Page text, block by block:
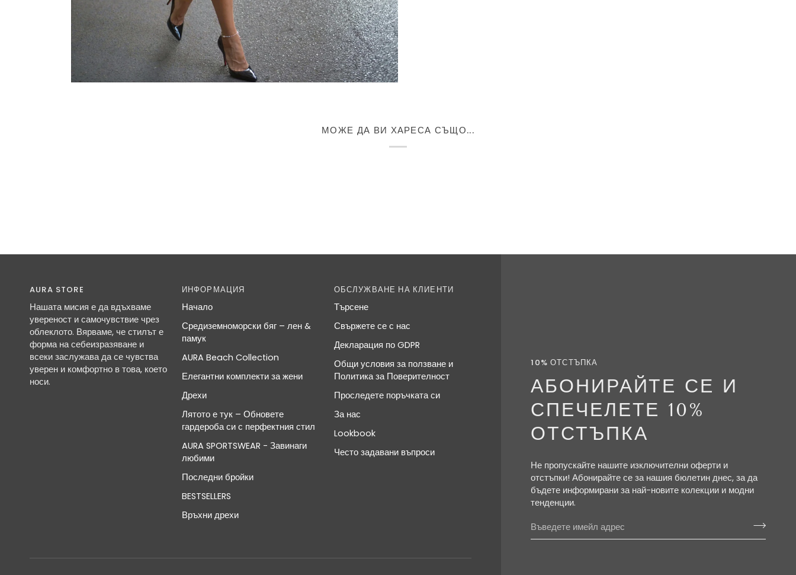
МОЖЕ ДА ВИ ХАРЕСА СЪЩО...
10% ОТСТЪПКА
АБОНИРАЙТЕ СЕ И
СПЕЧЕЛЕТЕ 10%
ОТСТЪПКА
Не пропускайте нашите изключителни оферти и
отстъпки! Абонирайте се за нашия бюлетин днес, за да
бъдете информирани за най-новите колекции и модни
тенденции.
AURA STORE
Нашата мисия е да вдъхваме
увереност и самочувствие чрез
облеклото. Вярваме, че стилът е
форма на себеизразяване и
всеки заслужава да се чувства
уверен и комфортно в това, което
носи.
ИНФОРМАЦИЯ
Начало
Средиземноморски бяг – лен &
памук
AURA Beach Collection
Елегантни комплекти за жени
Дрехи
Лятото е тук – Обновете
гардероба си с перфектния стил
AURA SPORTSWEAR - Завинаги
любими
Последни бройки
BESTSELLERS
Връхни дрехи
ОБСЛУЖВАНЕ НА КЛИЕНТИ
Търсене
Свържете се с нас
Декларация по GDPR
Общи условия за ползване и
Политика за Поверителност
Проследете поръчката си
За нас
Lookbook
Често задавани въпроси